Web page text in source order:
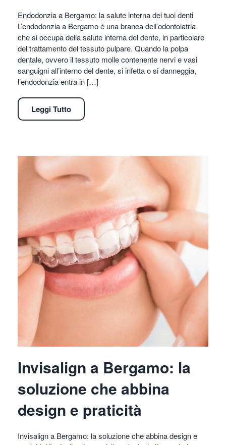
Endodonzia a Bergamo: la salute interna dei tuoi denti
L’endodonzia a Bergamo è una branca dell’odontoiatria
che si occupa della salute interna del dente, in particolare
del trattamento del tessuto pulpare. Quando la polpa
dentale, ovvero il tessuto molle contenente nervi e vasi
sanguigni all’interno del dente, si infetta o si danneggia,
l’endodonzia entra in […]
Leggi Tutto
Invisalign a Bergamo: la
soluzione che abbina
design e praticità
Invisalign a Bergamo: la soluzione che abbina design e